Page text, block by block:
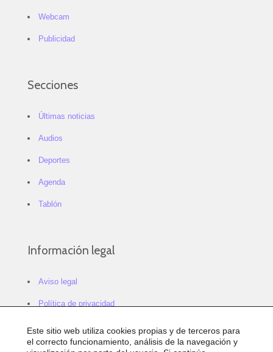
Webcam
Publicidad
Secciones
Últimas noticias
Audios
Deportes
Agenda
Tablón
Información legal
Aviso legal
Política de privacidad
Política de cookies
Configurar cookies
Este sitio web utiliza cookies propias y de terceros para
el correcto funcionamiento, análisis de la navegación y